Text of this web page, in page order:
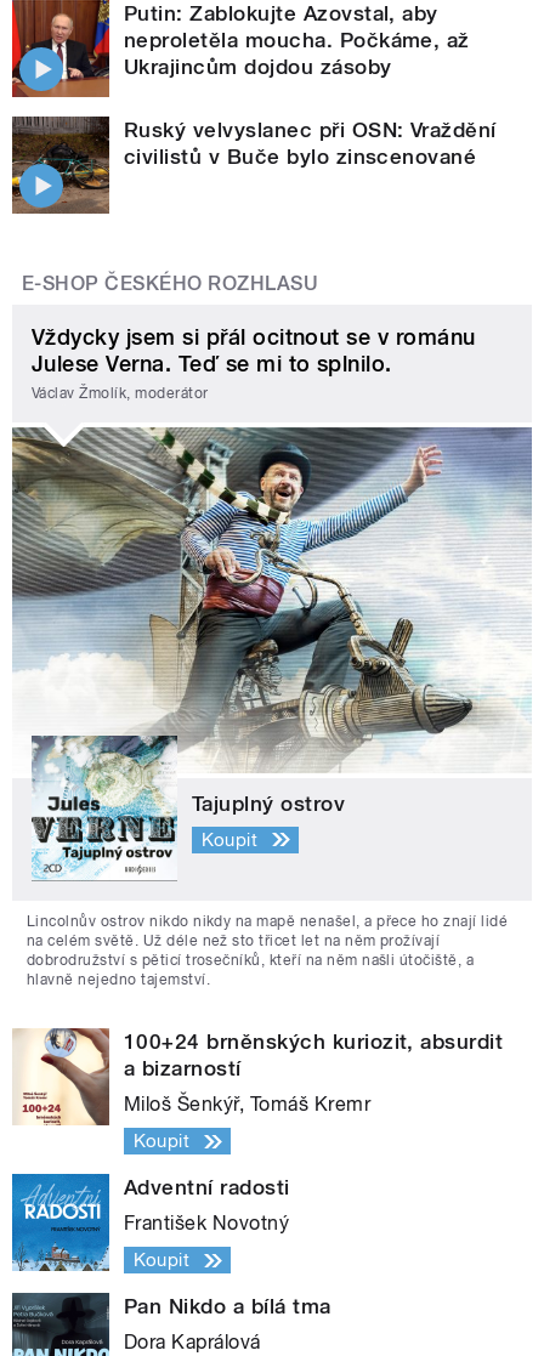
Putin: Zablokujte Azovstal, aby
neproletěla moucha. Počkáme, až
Ukrajincům dojdou zásoby
Ruský velvyslanec při OSN: Vraždění
civilistů v Buče bylo zinscenované
E-SHOP ČESKÉHO ROZHLASU
Vždycky jsem si přál ocitnout se v románu
Julese Verna. Teď se mi to splnilo.
Václav Žmolík, moderátor
Tajuplný ostrov
Koupit
Lincolnův ostrov nikdo nikdy na mapě nenašel, a přece ho znají lidé
na celém světě. Už déle než sto třicet let na něm prožívají
dobrodružství s pěticí trosečníků, kteří na něm našli útočiště, a
hlavně nejedno tajemství.
100+24 brněnských kuriozit, absurdit
a bizarností
Miloš Šenkýř, Tomáš Kremr
Koupit
Adventní radosti
František Novotný
Koupit
Pan Nikdo a bílá tma
Dora Kaprálová